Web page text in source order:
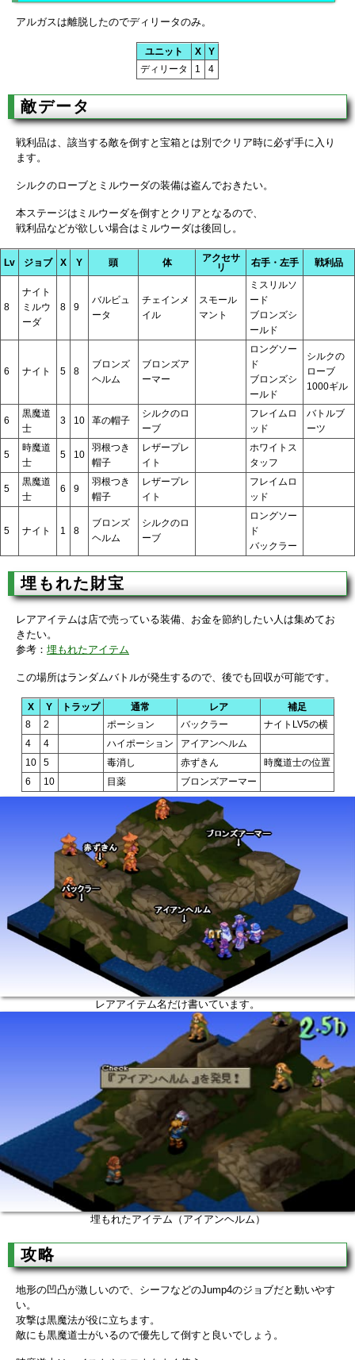
アルガスは離脱したのでディリータのみ。
ユニット X
Y
ディリータ
1 4
敵データ
戦利品は、該当する敵を倒すと宝箱とは別でクリア時に必ず手に入り
ます。
シルクのローブとミルウーダの装備は盗んでおきたい。
本ステージはミルウーダを倒すとクリアとなるので、
戦利品などが欲しい場合はミルウーダは後回し。
Lv ジョブ X Y 頭 体
アクセサ
リ
右手・左手 戦利品
8
ナイト
ミルウ
ーダ
8 9
バルビュ
ータ
チェインメ
イル
スモール
マント
ミスリルソ
ード
ブロンズシ
ールド
6 ナイト 5 8
ブロンズ
ヘルム
ブロンズア
ーマー
ロングソー
ド
ブロンズシ
ールド
シルクの
ローブ
1000ギル
6
黒魔道
士
3 10 革の帽子
シルクのロ
ーブ
フレイムロ
ッド
バトルブ
ーツ
5
時魔道
士
5 10
羽根つき
帽子
レザープレ
イト
ホワイトス
タッフ
5
黒魔道
士
6 9
羽根つき
帽子
レザープレ
イト
フレイムロ
ッド
5 ナイト 1 8
ブロンズ
ヘルム
シルクのロ
ーブ
ロングソー
ド
バックラー
埋もれた財宝
レアアイテムは店で売っている装備、お金を節約したい人は集めてお
きたい。
参考： 埋もれたアイテム
この場所はランダムバトルが発生するので、後でも回収が可能です。
X Y トラップ 通常 レア
補足
8
2 ポーション バックラー
ナイトLV5の横
4
4 ハイポーション
アイアンヘルム
10
5 毒消し 赤ずきん
時魔道士の位置
6
10 目薬 ブロンズアーマー
レアアイテム名だけ書いています。
埋もれたアイテム（アイアンヘルム）
攻略
地形の凹凸が激しいので、シーフなどのJump4のジョブだと動いやす
い。
攻撃は黒魔法が役に立ちます。
敵にも黒魔道士がいるので優先して倒すと良いでしょう。